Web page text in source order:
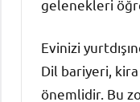
gelenekleri
Evinizi
Dil bariyeri,
önemlidir. Bu